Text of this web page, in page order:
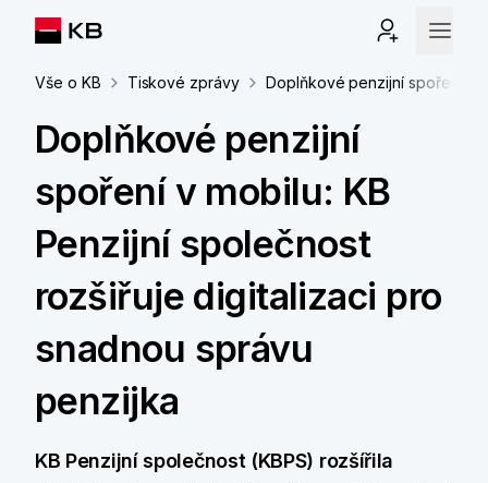
Vše o KB Tiskové zprávy Doplňkové penzijní spoření v
Doplňkové penzijní
spoření v mobilu: KB
Penzijní společnost
rozšiřuje digitalizaci pro
snadnou správu
penzijka
KB Penzijní společnost (KBPS) rozšířila